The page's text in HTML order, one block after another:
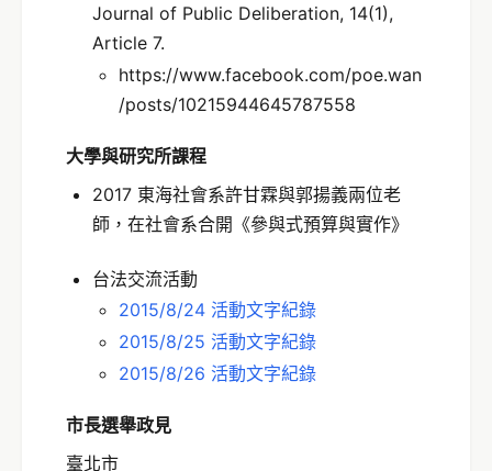
Journal of Public Deliberation, 14(1),
Article 7.
https://www.facebook.com/poe.wan
/posts/10215944645787558
大學與研究所課程
2017 東海社會系許甘霖與郭揚義兩位老
師，在社會系合開《參與式預算與實作》
台法交流活動
2015/8/24 活動文字紀錄
2015/8/25 活動文字紀錄
2015/8/26 活動文字紀錄
市長選舉政見
臺北市